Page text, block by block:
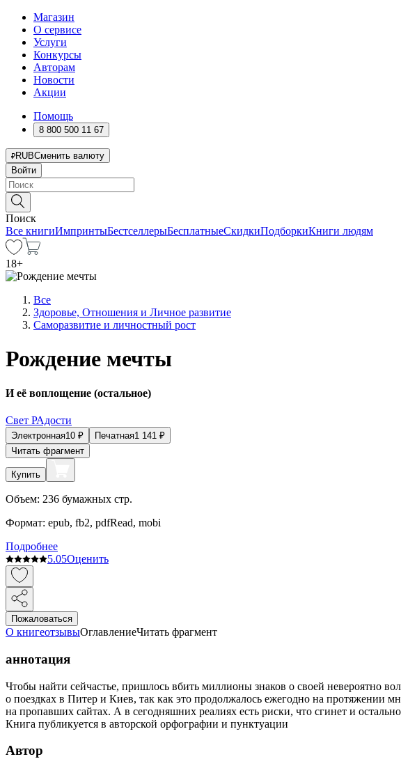
Магазин
О сервисе
Услуги
Конкурсы
Авторам
Новости
Акции
Помощь
8 800 500 11 67
RUBСменить валюту
Войти
Поиск
Все книгиИмпринтыБестселлерыБесплатныеСкидкиПодборкиКниги людям
18+
Все
Здоровье, Отношения и Личное развитие
Саморазвитие и личностный рост
Рождение мечты
И её воплощение (остальное)
Свет РАдости
Электронная10 ₽ Печатная1 141 ₽
Читать фрагмент
Купить
Объем: 236 бумажных стр.
Формат: epub, fb2, pdfRead, mobi
Подробнее
5.05Оценить
Пожаловаться
О книгеотзывыОглавлениеЧитать фрагмент
аннотация
Чтобы найти сейчастье, пришлось вбить миллионы знаков о своей невероятно
о поездках в Питер и Киев, так как это продолжалось ежегодно на протяжении
на пропавших сайтах. А в сегодняшних реалиях есть риски, что сгинет и
Книга публикуется в авторской орфографии и пунктуации
Автор